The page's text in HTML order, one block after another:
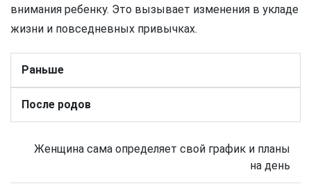
внимания ребенку. Это вызывает изменения в укладе
жизни и повседневных привычках.
Раньше
После родов
Женщина сама определяет свой график и планы
на день